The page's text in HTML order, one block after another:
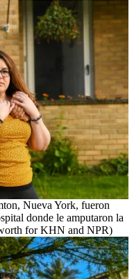
Nueva York, fueron
donde le amputaron la
for KHN and NPR)